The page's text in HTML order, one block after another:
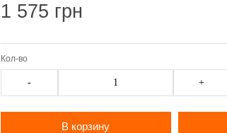
1 575 грн
Кол-во
- +
В корзину